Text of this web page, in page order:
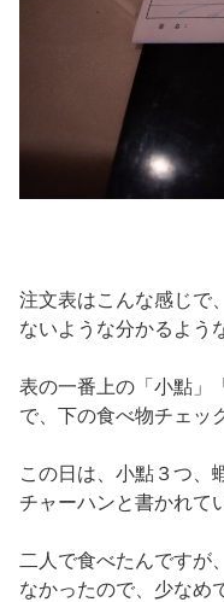
注文表はこんな感じで
ないような分かるよう
表の一番上の「小點」
で、下の食べ物チェッ
この日は、小點３つ、
チャーハンと書かれて
二人で食べたんですが
なかったので、少なめ